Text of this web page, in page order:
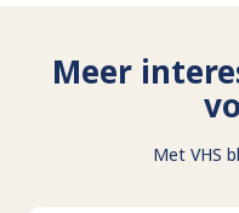
Meer
Met VHS